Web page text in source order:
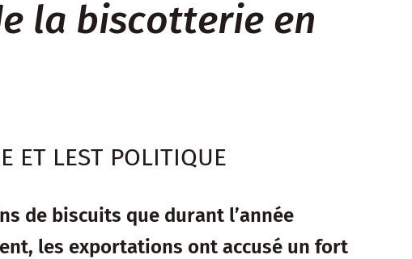
la biscotterie en
ET LEST POLITIQUE
de biscuits que durant l’année
les exportations ont accusé un fort